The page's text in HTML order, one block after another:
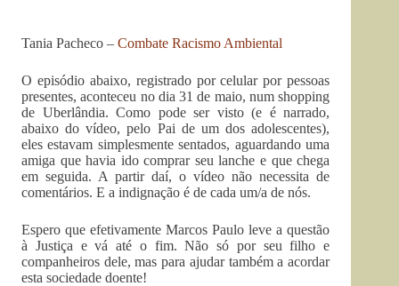
Tania Pacheco – Combate Racismo Ambiental
O episódio abaixo, registrado por celular por pessoas
presentes, aconteceu no dia 31 de maio, num shopping
de Uberlândia. Como pode ser visto (e é narrado,
abaixo do vídeo, pelo Pai de um dos adolescentes),
eles estavam simplesmente sentados, aguardando uma
amiga que havia ido comprar seu lanche e que chega
em seguida. A partir daí, o vídeo não necessita de
comentários. E a indignação é de cada um/a de nós.
Espero que efetivamente Marcos Paulo leve a questão
à Justiça e vá até o fim. Não só por seu filho e
companheiros dele, mas para ajudar também a acordar
esta sociedade doente!